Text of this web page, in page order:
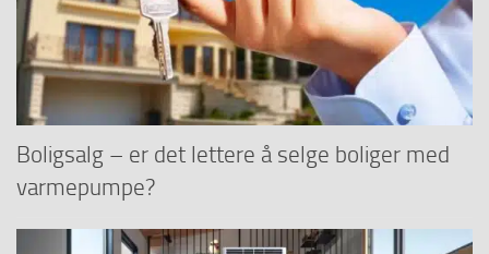
Boligsalg – er det lettere å selge boliger med
varmepumpe?